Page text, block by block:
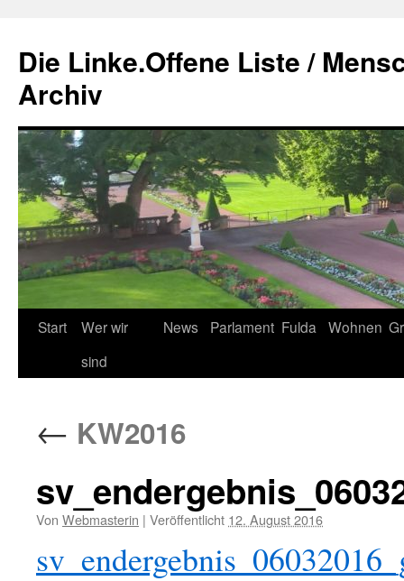
springen
Die Linke.Offene Liste /
Archiv
Start
Wer wir
sind
News Parlament Fulda Wohnen
← KW2016
Von Webmasterin | Veröffentlicht 12. August 2016